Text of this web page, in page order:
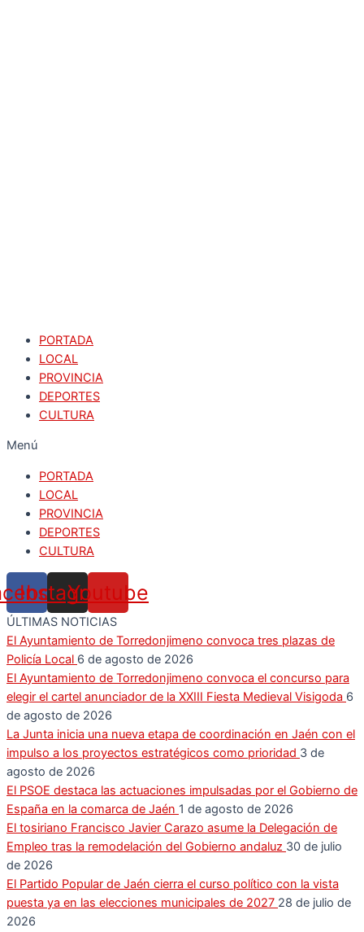
PORTADA
LOCAL
PROVINCIA
DEPORTES
CULTURA
Menú
PORTADA
LOCAL
PROVINCIA
DEPORTES
CULTURA
Instagram
Youtube
ÚLTIMAS NOTICIAS
El Ayuntamiento de Torredonjimeno convoca tres plazas de
Policía Local 6 de agosto de 2026
El Ayuntamiento de Torredonjimeno convoca el concurso para
elegir el cartel anunciador de la XXIII Fiesta Medieval Visigoda 6
de agosto de 2026
La Junta inicia una nueva etapa de coordinación en Jaén con el
impulso a los proyectos estratégicos como prioridad 3 de
agosto de 2026
El PSOE destaca las actuaciones impulsadas por el Gobierno de
España en la comarca de Jaén 1 de agosto de 2026
El tosiriano Francisco Javier Carazo asume la Delegación de
Empleo tras la remodelación del Gobierno andaluz 30 de julio
de 2026
El Partido Popular de Jaén cierra el curso político con la vista
puesta ya en las elecciones municipales de 2027 28 de julio de
2026